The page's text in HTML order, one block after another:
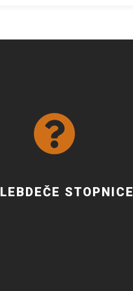
LEBDEČE STOPNICE